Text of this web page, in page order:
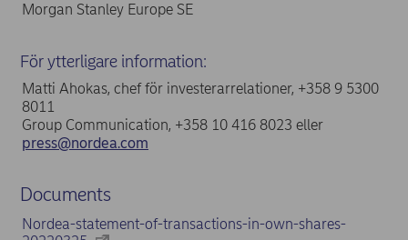
Morgan Stanley Europe SE
För ytterligare information:
Matti Ahokas, chef för investerarrelationer, +358 9 5300
8011
Group Communication, +358 10 416 8023 eller
press@nordea.com
Documents
Nordea-statement-of-transactions-in-own-shares-